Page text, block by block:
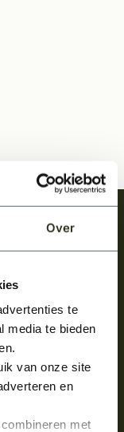
Over
te
media te bieden
van onze site
en
met
nieuws